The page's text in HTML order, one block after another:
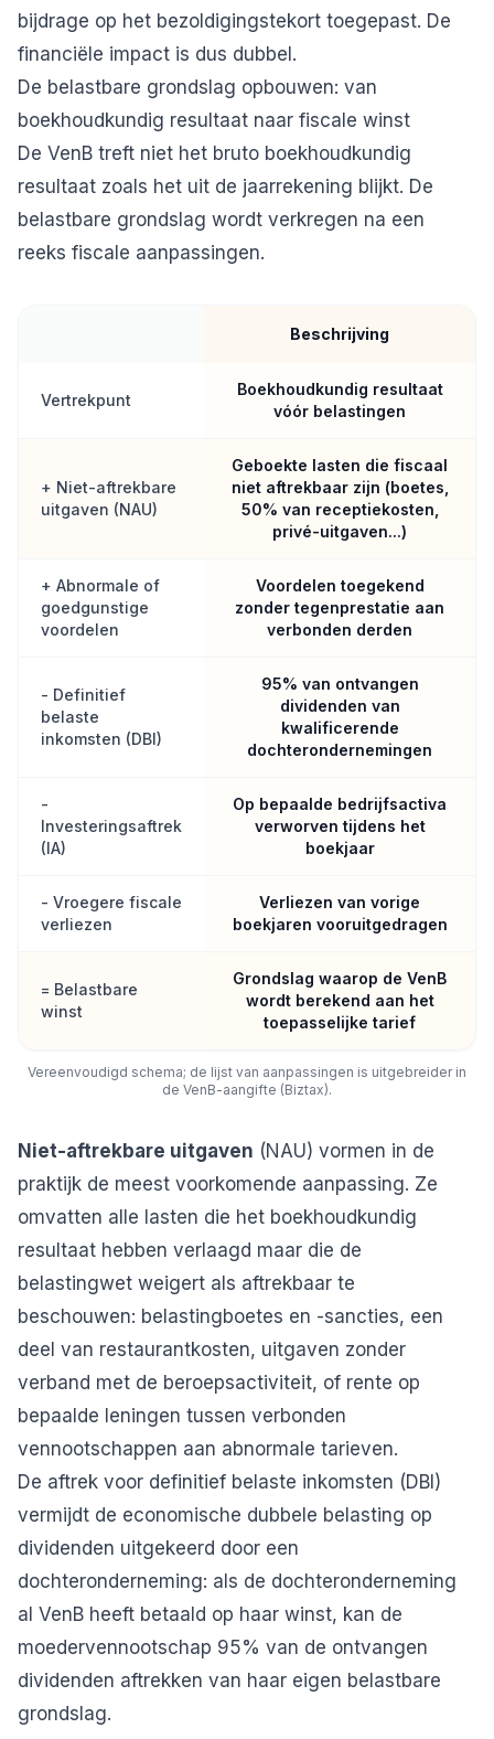
bijdrage op het bezoldigingstekort toegepast. De
financiële impact is dus dubbel.
De belastbare grondslag opbouwen: van
boekhoudkundig resultaat naar fiscale winst
De VenB treft niet het bruto boekhoudkundig
resultaat zoals het uit de jaarrekening blijkt. De
belastbare grondslag wordt verkregen na een
reeks fiscale aanpassingen.
Beschrijving
Vertrekpunt
Boekhoudkundig resultaat
vóór belastingen
+ Niet-aftrekbare
uitgaven (NAU)
Geboekte lasten die fiscaal
niet aftrekbaar zijn (boetes,
50% van receptiekosten,
privé-uitgaven...)
+ Abnormale of
goedgunstige
voordelen
Voordelen toegekend
zonder tegenprestatie aan
verbonden derden
- Definitief
belaste
inkomsten (DBI)
95% van ontvangen
dividenden van
kwalificerende
dochterondernemingen
-
Investeringsaftrek
(IA)
Op bepaalde bedrijfsactiva
verworven tijdens het
boekjaar
- Vroegere fiscale
verliezen
Verliezen van vorige
boekjaren vooruitgedragen
= Belastbare
winst
Grondslag waarop de VenB
wordt berekend aan het
toepasselijke tarief
Vereenvoudigd schema; de lijst van aanpassingen is uitgebreider in
de VenB-aangifte (Biztax).
Niet-aftrekbare uitgaven (NAU) vormen in de
praktijk de meest voorkomende aanpassing. Ze
omvatten alle lasten die het boekhoudkundig
resultaat hebben verlaagd maar die de
belastingwet weigert als aftrekbaar te
beschouwen: belastingboetes en -sancties, een
deel van restaurantkosten, uitgaven zonder
verband met de beroepsactiviteit, of rente op
bepaalde leningen tussen verbonden
vennootschappen aan abnormale tarieven.
De aftrek voor definitief belaste inkomsten (DBI)
vermijdt de economische dubbele belasting op
dividenden uitgekeerd door een
dochteronderneming: als de dochteronderneming
al VenB heeft betaald op haar winst, kan de
moedervennootschap 95% van de ontvangen
dividenden aftrekken van haar eigen belastbare
grondslag.